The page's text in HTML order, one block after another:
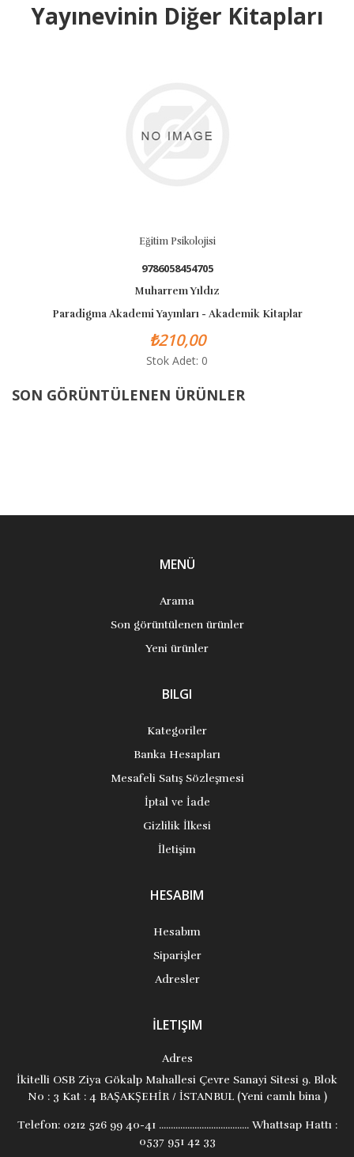
Yayınevinin Diğer Kitapları
Eğitim Psikolojisi
9786058454705
Muharrem Yıldız
Paradigma Akademi Yayınları - Akademik Kitaplar
₺210,00
Stok Adet: 0
SON GÖRÜNTÜLENEN ÜRÜNLER
MENÜ
Arama
Son görüntülenen ürünler
Yeni ürünler
BILGI
Kategoriler
Banka Hesapları
Mesafeli Satış Sözleşmesi
İptal ve İade
Gizlilik İlkesi
İletişim
HESABIM
Hesabım
Siparişler
Adresler
İLETIŞIM
Adres
İkitelli OSB Ziya Gökalp Mahallesi Çevre Sanayi Sitesi 9. Blok
No : 3 Kat : 4 BAŞAKŞEHİR / İSTANBUL (Yeni camlı bina )
Telefon:0212 526 99 40-41 ...................................... Whattsap Hattı :
0537 951 42 33